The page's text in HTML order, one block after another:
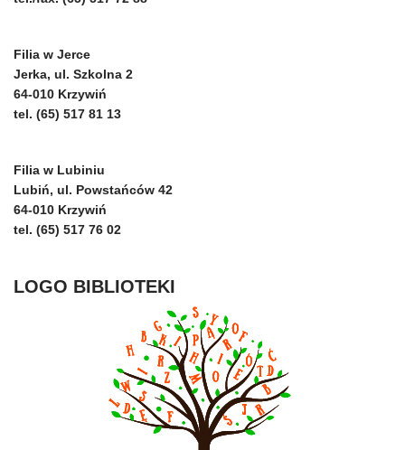
Filia w Jerce
Jerka, ul. Szkolna 2
64-010 Krzywiń
tel. (65) 517 81 13
Filia w Lubiniu
Lubiń, ul. Powstańców 42
64-010 Krzywiń
tel. (65) 517 76 02
LOGO BIBLIOTEKI